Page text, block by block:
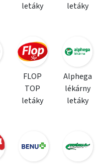
letáky
letáky
FLOP
TOP
letáky
Alphega
lékárny
letáky